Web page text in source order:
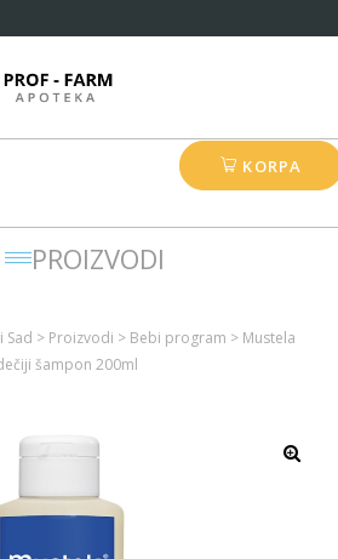
KORPA
PROIZVODI
Sad > Proizvodi > Bebi program > Mustela
šampon 200ml